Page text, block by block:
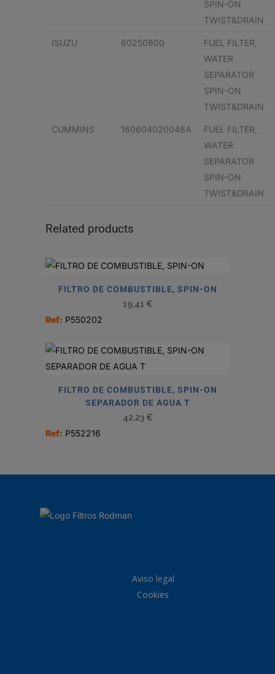
SPIN-ON
TWIST&DRAIN
ISUZU 60250800
FUEL FILTER,
WATER
SEPARATOR
SPIN-ON
TWIST&DRAIN
CUMMINS 160604020046A
FUEL FILTER,
WATER
SEPARATOR
SPIN-ON
TWIST&DRAIN
Related products
FILTRO DE COMBUSTIBLE, SPIN-ON
19,41 €
Ref: P550202
FILTRO DE COMBUSTIBLE, SPIN-ON
SEPARADOR DE AGUA T
42,23 €
Ref: P552216
Aviso legal
Cookies